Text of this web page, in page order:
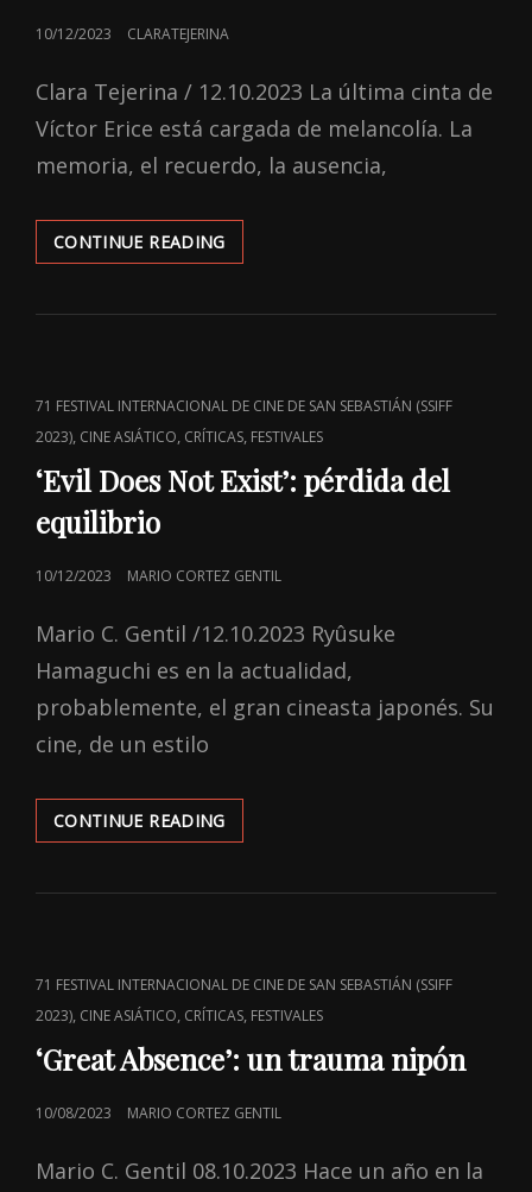
POSTED
10/12/2023 CLARATEJERINA
Clara Tejerina / 12.10.2023 La última cinta de
Víctor Erice está cargada de melancolía. La
memoria, el recuerdo, la ausencia,
CONTINUE READING‘CERRAR
LOS
LA
CAT
LINKS
71 FESTIVAL INTERNACIONAL DE CINE DE SAN SEBASTIÁN (SSIFF
2023), CINE ASIÁTICO, CRÍTICAS, FESTIVALES
‘Evil Does Not Exist’: pérdida del
equilibrio
POSTED
10/12/2023 MARIO CORTEZ GENTIL
Mario C. Gentil /12.10.2023 Ryûsuke
Hamaguchi es en la actualidad,
probablemente, el gran cineasta japonés. Su
cine, de un estilo
CONTINUE READING‘EVIL
DOES
EXIST’:
CAT
LINKS
71 FESTIVAL INTERNACIONAL DE CINE DE SAN SEBASTIÁN (SSIFF
2023), CINE ASIÁTICO, CRÍTICAS, FESTIVALES
‘Great Absence’: un trauma nipón
POSTED
10/08/2023 MARIO CORTEZ GENTIL
Mario C. Gentil 08.10.2023 Hace un año en la